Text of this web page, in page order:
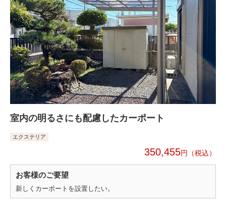
室内の明るさにも配慮したカーポート
エクステリア
350,455円
お客様のご要望
新しくカーポートを設置したい。